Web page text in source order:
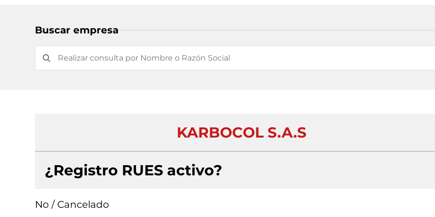
Buscar empresa
KARBOCOL S.A.S
¿Registro RUES activo?
No / Cancelado